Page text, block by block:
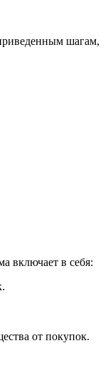
шагам,
включает в себя:
от покупок.